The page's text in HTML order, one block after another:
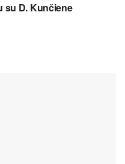
su D. Kunčiene